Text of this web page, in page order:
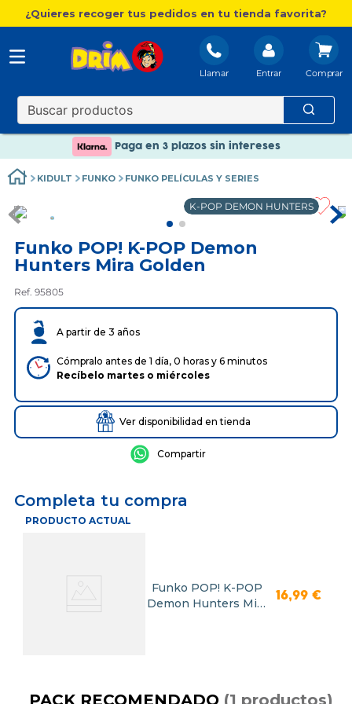
¿Quieres recoger tus pedidos en tu tienda favorita?
Llamar Entrar
Nuevo catálogo Aire Libre
Envío gratis. A partir de 60€(excepto Baleares)
Paga en 3 plazos sin intereses
Paga en 3 plazos sin intereses
KIDULT FUNKO FUNKO PELÍCULAS Y SERIES
K-POP DEMON HUNTERS
Funko POP! K-POP Demon
Hunters Mira Golden
Ref. 95805
A partir de 3 años
Cómpralo antes de 1 día, 0 horas y 6 minutos
Recíbelo martes o miércoles
Ver disponibilidad en tienda
Completa tu compra
PRODUCTO ACTUAL
Funko POP! K-POP
Demon Hunters Mira
16,99 €
PACK RECOMENDADO (1 productos)